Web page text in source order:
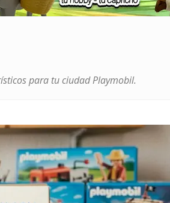
para tu ciudad Playmobil.